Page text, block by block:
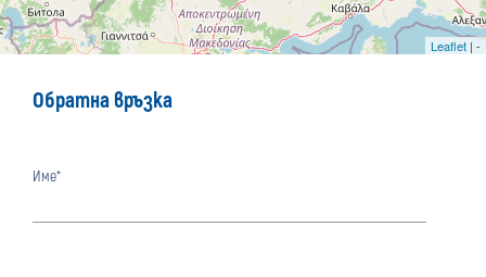
Leaflet | -
Обратна връзка
Име*